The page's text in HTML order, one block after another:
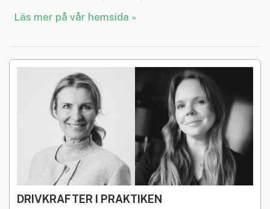
Läs mer på vår hemsida »
DRIVKRAFTER I PRAKTIKEN